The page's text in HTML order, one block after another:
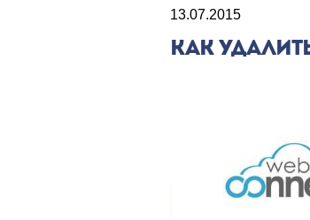
13.07.2015
КАК